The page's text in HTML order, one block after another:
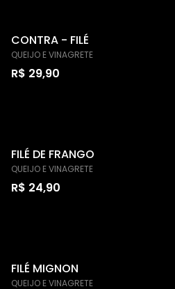
CONTRA - FILÉ
QUEIJO E VINAGRETE
R$ 29,90
FILÉ DE FRANGO
QUEIJO E VINAGRETE
R$ 24,90
FILÉ MIGNON
QUEIJO E VINAGRETE